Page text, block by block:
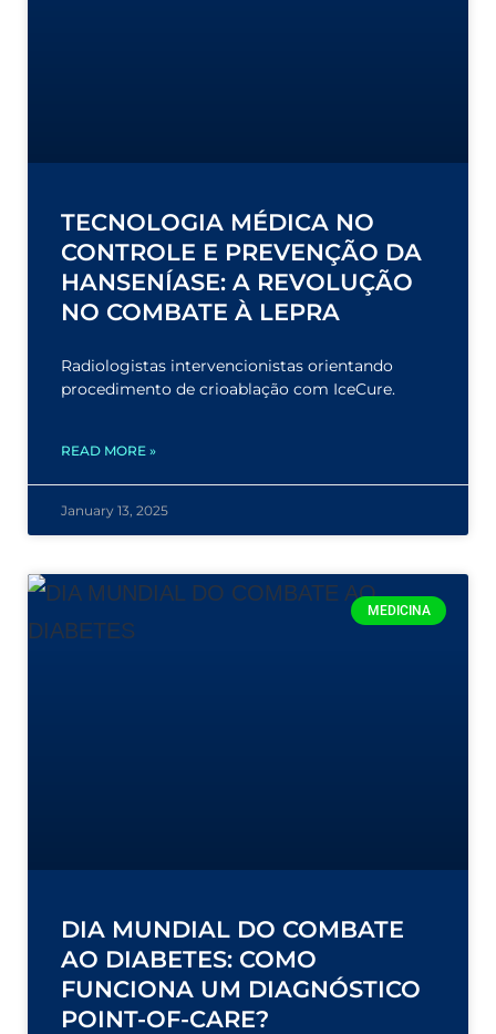
TECNOLOGIA MÉDICA NO
CONTROLE E PREVENÇÃO DA
HANSENÍASE: A REVOLUÇÃO
NO COMBATE À LEPRA
Radiologistas intervencionistas orientando
procedimento de crioablação com IceCure.
READ MORE »
January 13, 2025
MEDICINA
DIA MUNDIAL DO COMBATE
AO DIABETES: COMO
FUNCIONA UM DIAGNÓSTICO
POINT-OF-CARE?